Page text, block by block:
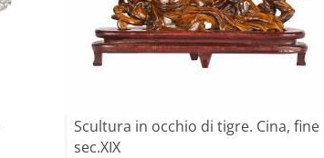
Scultura in occhio di tigre. Cina, fine
sec.XIX